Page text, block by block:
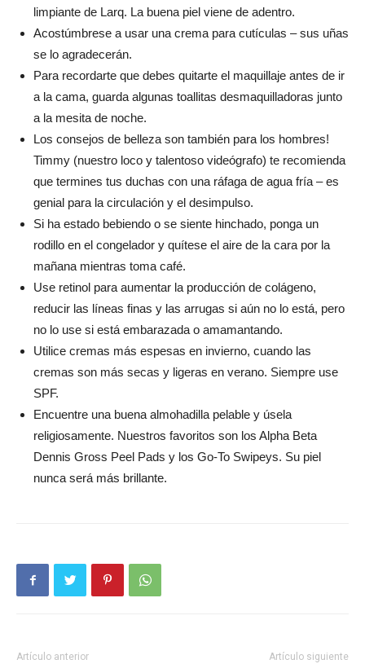
limpiante de Larq. La buena piel viene de adentro.
Acostúmbrese a usar una crema para cutículas – sus uñas
se lo agradecerán.
Para recordarte que debes quitarte el maquillaje antes de ir
a la cama, guarda algunas toallitas desmaquilladoras junto
a la mesita de noche.
Los consejos de belleza son también para los hombres!
Timmy (nuestro loco y talentoso videógrafo) te recomienda
que termines tus duchas con una ráfaga de agua fría – es
genial para la circulación y el desimpulso.
Si ha estado bebiendo o se siente hinchado, ponga un
rodillo en el congelador y quítese el aire de la cara por la
mañana mientras toma café.
Use retinol para aumentar la producción de colágeno,
reducir las líneas finas y las arrugas si aún no lo está, pero
no lo use si está embarazada o amamantando.
Utilice cremas más espesas en invierno, cuando las
cremas son más secas y ligeras en verano. Siempre use
SPF.
Encuentre una buena almohadilla pelable y úsela
religiosamente. Nuestros favoritos son los Alpha Beta
Dennis Gross Peel Pads y los Go-To Swipeys. Su piel
nunca será más brillante.
Artículo anterior Artículo siguiente